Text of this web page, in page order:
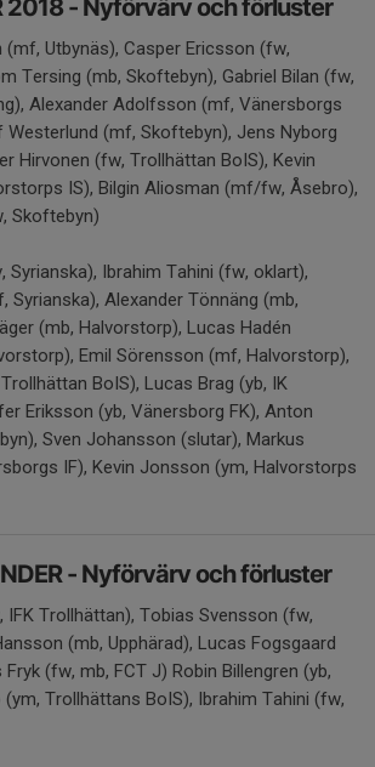
2018 - Nyförvärv och förluster
Utbynäs), Casper Ericsson (fw,
Tersing (mb, Skoftebyn), Gabriel Bilan (fw,
Alexander Adolfsson (mf, Vänersborgs
Westerlund (mf, Skoftebyn), Jens Nyborg
Hirvonen (fw, Trollhättan BoIS), Kevin
IS), Bilgin Aliosman (mf/fw, Åsebro),
Skoftebyn)
Syrianska), Ibrahim Tahini (fw, oklart),
Syrianska), Alexander Tönnäng (mb,
(mb, Halvorstorp), Lucas Hadén
Emil Sörensson (mf, Halvorstorp),
BoIS), Lucas Brag (yb, IK
Eriksson (yb, Vänersborg FK), Anton
Sven Johansson (slutar), Markus
IF), Kevin Jonsson (ym, Halvorstorps
- Nyförvärv och förluster
IFK Trollhättan), Tobias Svensson (fw,
(mb, Upphärad), Lucas Fogsgaard
(fw, mb, FCT J) Robin Billengren (yb,
(ym, Trollhättans BoIS), Ibrahim Tahini (fw,